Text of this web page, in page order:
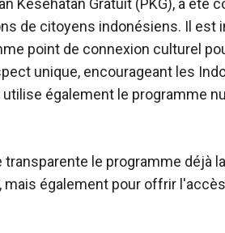
Kesehatan Gratuit (PKG), a été
de citoyens indonésiens. Il est
point de connexion culturel
unique, encourageant les
également le programme
le programme déjà
également pour offrir